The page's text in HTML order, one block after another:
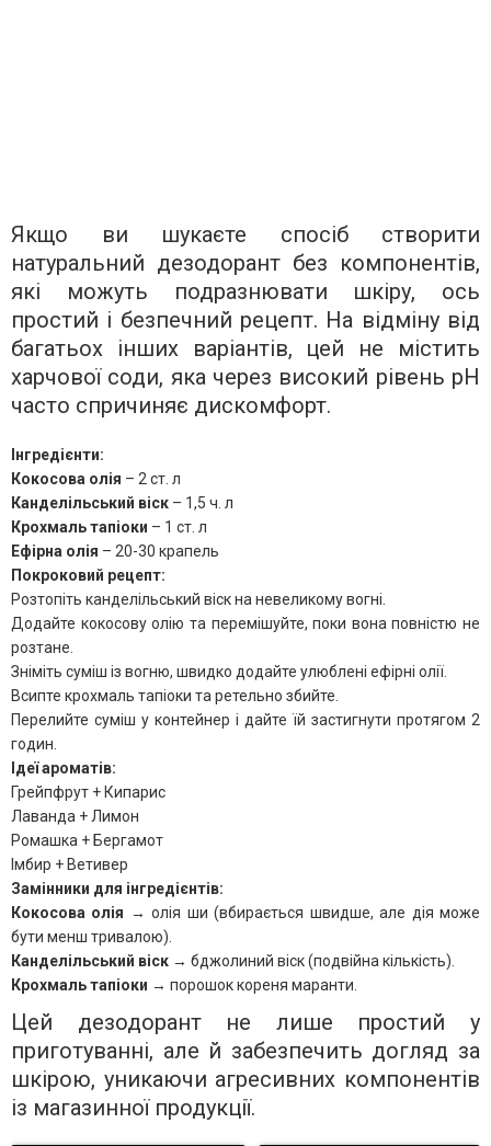
Якщо ви шукаєте спосіб створити
натуральний дезодорант без компонентів,
які можуть подразнювати шкіру, ось
простий і безпечний рецепт. На відміну від
багатьох інших варіантів, цей не містить
харчової соди, яка через високий рівень pH
часто спричиняє дискомфорт.
Інгредієнти:
Кокосова олія – 2 ст. л
Канделільський віск – 1,5 ч. л
Крохмаль тапіоки – 1 ст. л
Ефірна олія – 20-30 крапель
Покроковий рецепт:
Розтопіть канделільський віск на невеликому вогні.
Додайте кокосову олію та перемішуйте, поки вона повністю не
розтане.
Зніміть суміш із вогню, швидко додайте улюблені ефірні олії.
Всипте крохмаль тапіоки та ретельно збийте.
Перелийте суміш у контейнер і дайте їй застигнути протягом 2
годин.
Ідеї ароматів:
Грейпфрут + Кипарис
Лаванда + Лимон
Ромашка + Бергамот
Імбир + Ветивер
Замінники для інгредієнтів:
Кокосова олія → олія ши (вбирається швидше, але дія може
бути менш тривалою).
Канделільський віск → бджолиний віск (подвійна кількість).
Крохмаль тапіоки → порошок кореня маранти.
Цей дезодорант не лише простий у
приготуванні, але й забезпечить догляд за
шкірою, уникаючи агресивних компонентів
із магазинної продукції.